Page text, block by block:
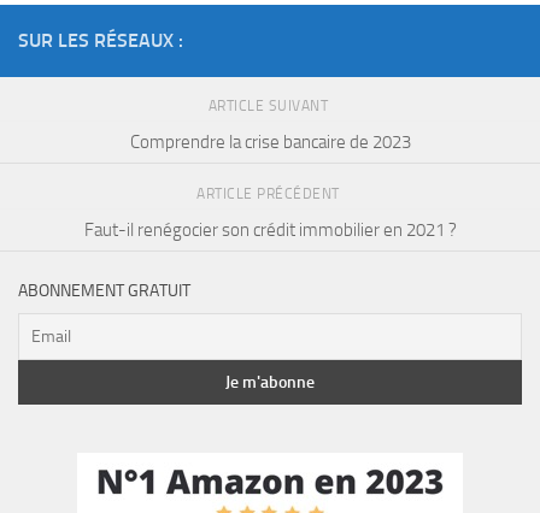
SUR LES RÉSEAUX :
ARTICLE SUIVANT
Comprendre la crise bancaire de 2023
ARTICLE PRÉCÉDENT
Faut-il renégocier son crédit immobilier en 2021 ?
ABONNEMENT GRATUIT